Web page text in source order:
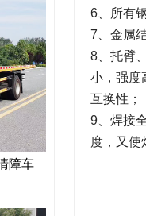
6、所有
7、金属
8、托臂
小，强度
互换性；
9、焊接
度，又使
障车